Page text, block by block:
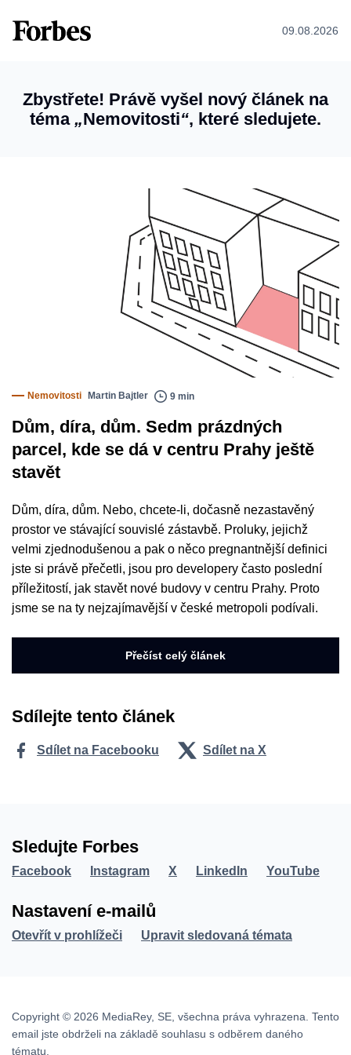
09.08.2026
Zbystřete! Právě vyšel nový článek na
téma „Nemovitosti“, které sledujete.
Nemovitosti Martin Bajtler 9 min
Dům, díra, dům. Sedm prázdných
parcel, kde se dá v centru Prahy ještě
stavět
Dům, díra, dům. Nebo, chcete-li, dočasně nezastavěný
prostor ve stávající souvislé zástavbě. Proluky, jejichž
velmi zjednodušenou a pak o něco pregnantnější definici
jste si právě přečetli, jsou pro developery často poslední
příležitostí, jak stavět nové budovy v centru Prahy. Proto
jsme se na ty nejzajímavější v české metropoli podívali.
Přečíst celý článek
Sdílejte tento článek
Sdílet na Facebooku Sdílet na X
Sledujte Forbes
Facebook Instagram X LinkedIn YouTube
Nastavení e-mailů
Otevřít v prohlížeči Upravit sledovaná témata
Copyright © 2026 MediaRey, SE, všechna práva vyhrazena. Tento
email jste obdrželi na základě souhlasu s odběrem daného
tématu.